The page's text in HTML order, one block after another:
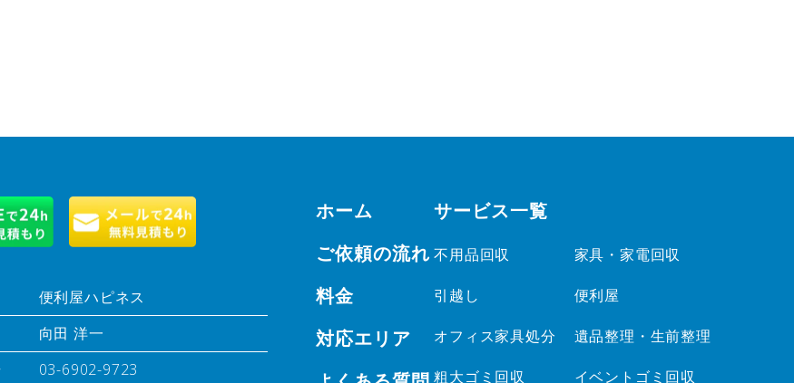
便利屋ハピネス
向田 洋一
03-6902-9723
ホーム
ご依頼の流れ
料金
対応エリア
サービス一覧
不用品回収 家具・家電回収
引越し 便利屋
オフィス家具処分 遺品整理・生前整理
粗大ゴミ回収 イベントゴミ回収